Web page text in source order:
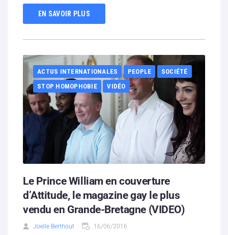
EN SAVOIR PLUS
ACTUS INTERNATIONALES PEOPLE
SOCIÉTÉ
STOP HOMOPHOBIE
VIDÉO
Le Prince William en couverture
d’Attitude, le magazine gay le plus
vendu en Grande-Bretagne (VIDEO)
Joelle Berthout 16/06/2016